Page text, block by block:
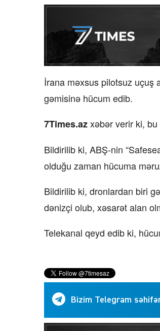
İrana məxsus pilotsuz uçuş
gəmisinə hücum edib.
7Times.azxəbər verir ki, bu
Bildirilib ki, ABŞ-nin
olduğu zaman hücuma
Bildirilib ki, dronlardan biri
dənizçi olub, xəsarət alan
Telekanal qeyd edib ki,
Bizim Telegram